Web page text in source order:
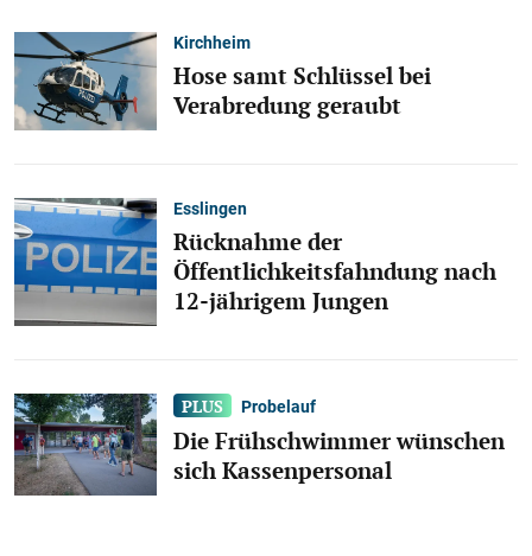
Kirchheim
Hose samt Schlüssel bei
Verabredung geraubt
Esslingen
Rücknahme der
Öffentlichkeitsfahndung nach
12-jährigem Jungen
Probelauf
Die Frühschwimmer wünschen
sich Kassenpersonal